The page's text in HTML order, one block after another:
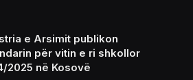
e Arsimit publikon
për vitin e ri shkollor
2025 në Kosovë